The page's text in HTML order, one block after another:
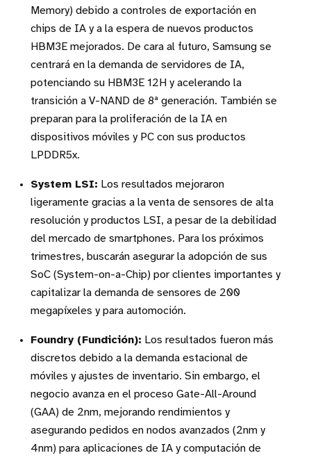
Memory) debido a controles de exportación en
chips de IA y a la espera de nuevos productos
HBM3E mejorados. De cara al futuro, Samsung se
centrará en la demanda de servidores de IA,
potenciando su HBM3E 12H y acelerando la
transición a V-NAND de 8ª generación. También se
preparan para la proliferación de la IA en
dispositivos móviles y PC con sus productos
LPDDR5x.
System LSI: Los resultados mejoraron
ligeramente gracias a la venta de sensores de alta
resolución y productos LSI, a pesar de la debilidad
del mercado de smartphones. Para los próximos
trimestres, buscarán asegurar la adopción de sus
SoC (System-on-a-Chip) por clientes importantes y
capitalizar la demanda de sensores de 200
megapíxeles y para automoción.
Foundry (Fundición): Los resultados fueron más
discretos debido a la demanda estacional de
móviles y ajustes de inventario. Sin embargo, el
negocio avanza en el proceso Gate-All-Around
(GAA) de 2nm, mejorando rendimientos y
asegurando pedidos en nodos avanzados (2nm y
4nm) para aplicaciones de IA y computación de